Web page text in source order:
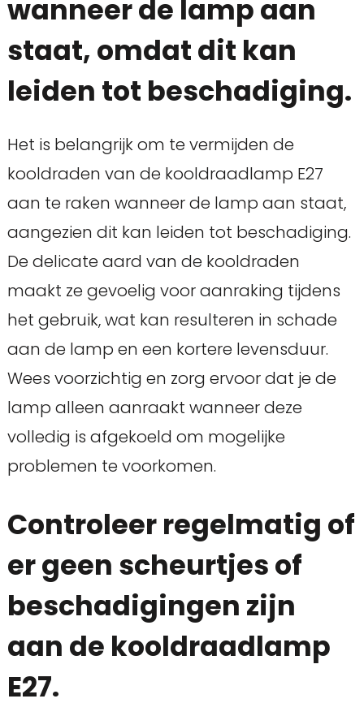
wanneer de lamp aan
staat, omdat dit kan
leiden tot beschadiging.
Het is belangrijk om te vermijden de
kooldraden van de kooldraadlamp E27
aan te raken wanneer de lamp aan staat,
aangezien dit kan leiden tot beschadiging.
De delicate aard van de kooldraden
maakt ze gevoelig voor aanraking tijdens
het gebruik, wat kan resulteren in schade
aan de lamp en een kortere levensduur.
Wees voorzichtig en zorg ervoor dat je de
lamp alleen aanraakt wanneer deze
volledig is afgekoeld om mogelijke
problemen te voorkomen.
Controleer regelmatig of
er geen scheurtjes of
beschadigingen zijn
aan de kooldraadlamp
E27.